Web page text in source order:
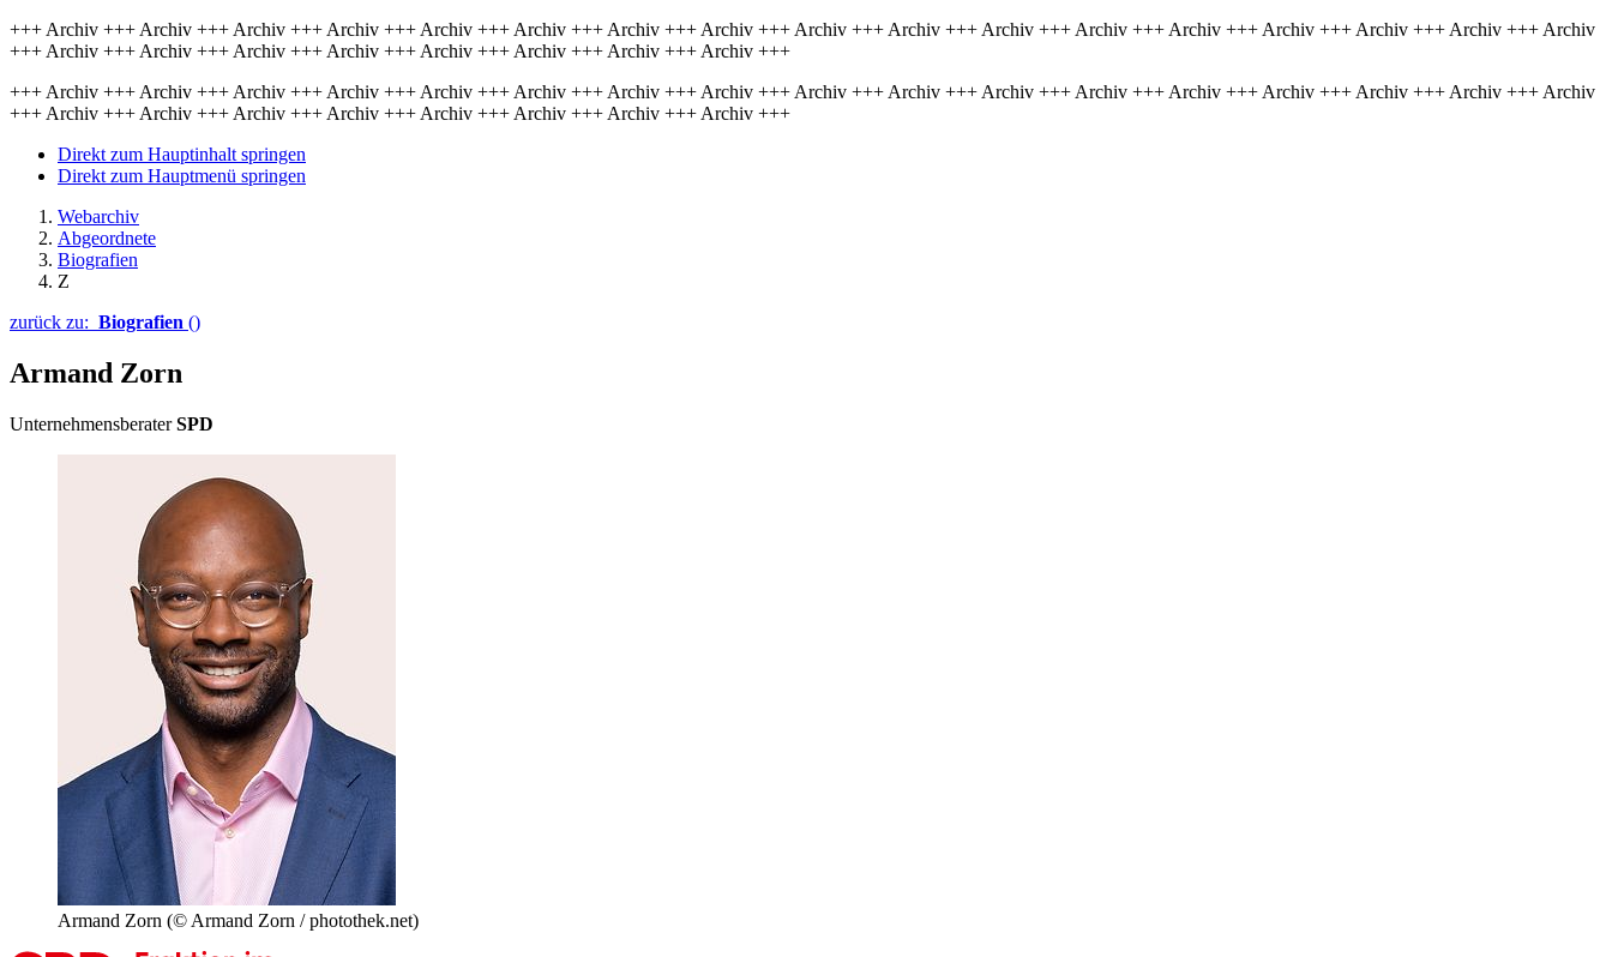
+++ Archiv +++ Archiv +++ Archiv +++ Archiv +++ Archiv +++ Archiv +++ Archiv +++ Archiv +++ Archiv +++ Archiv +++ Archiv +++ Archiv +++ Archiv +++ Archiv +++ Archiv +++ Archiv +++ Archiv
+++ Archiv +++ Archiv +++ Archiv +++ Archiv +++ Archiv +++ Archiv +++ Archiv +++ Archiv +++
+++ Archiv +++ Archiv +++ Archiv +++ Archiv +++ Archiv +++ Archiv +++ Archiv +++ Archiv +++ Archiv +++ Archiv +++ Archiv +++ Archiv +++ Archiv +++ Archiv +++ Archiv +++ Archiv +++ Archiv
+++ Archiv +++ Archiv +++ Archiv +++ Archiv +++ Archiv +++ Archiv +++ Archiv +++ Archiv +++
Direkt zum Hauptinhalt springen
Direkt zum Hauptmenü springen
Webarchiv
Abgeordnete
Biografien
Z
zurück zu: Biografien ()
Armand Zorn
Unternehmensberater SPD
Armand Zorn (© Armand Zorn / photothek.net)